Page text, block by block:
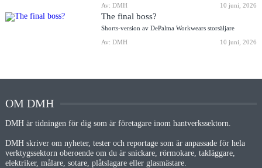
Av: DMH
10 juni, 2026
The final boss?
Shorts-version av DePalma Workwears storsäljare
Av: DMH
10 juni, 2026
OM DMH
DMH är tidningen för dig som är företagare inom hantverkssektorn.
DMH skriver om nyheter, tester och reportage som är anpassade för hela
verktygssektorn oberoende om du är snickare, rörmokare, takläggare,
elektriker, målare, sotare, plåtslagare eller glasmästare.